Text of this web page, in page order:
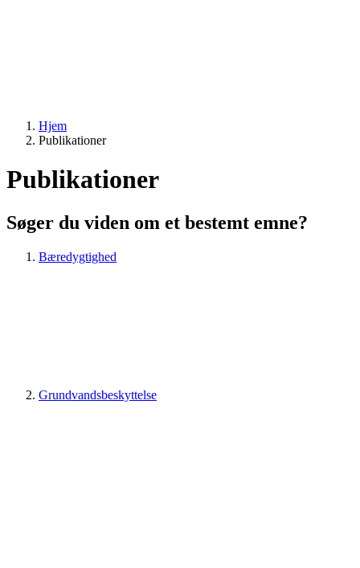
Hjem
Publikationer
Publikationer
Søger du viden om et bestemt emne?
Bæredygtighed
Grundvandsbeskyttelse